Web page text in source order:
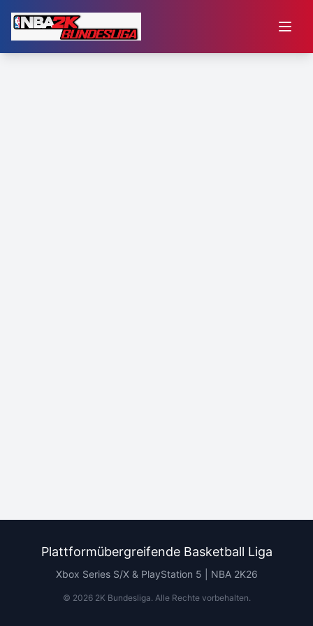
Plattformübergreifende Basketball Liga
Xbox Series S/X & PlayStation 5 | NBA 2K26
© 20262K Bundesliga. Alle Rechte vorbehalten.